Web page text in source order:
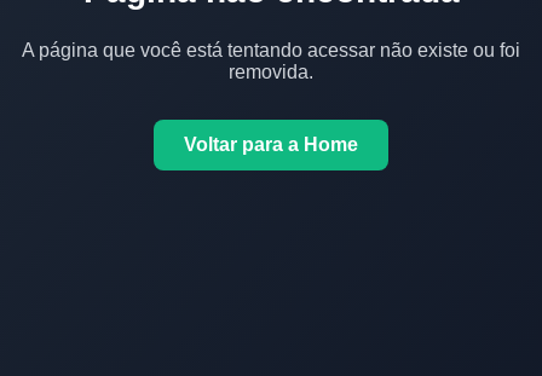
A página que você está tentando acessar não existe ou foi
removida.
Voltar para a Home